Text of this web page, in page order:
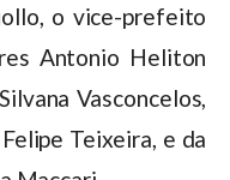
o vice-prefeito
Antonio Heliton
Vasconcelos,
Teixeira, e da